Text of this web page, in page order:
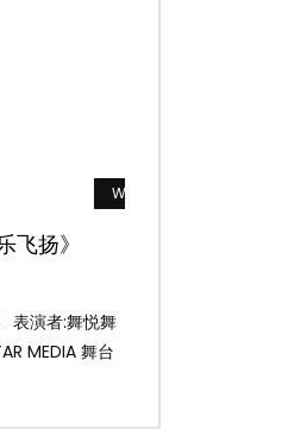
Watch Later
扬》
表演者:舞悦舞
MEDIA 舞台